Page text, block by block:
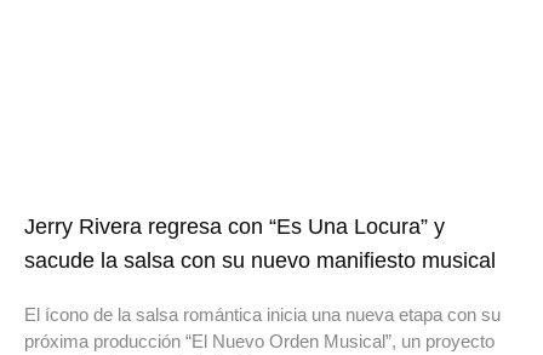
Jerry Rivera regresa con “Es Una Locura” y
sacude la salsa con su nuevo manifiesto musical
El ícono de la salsa romántica inicia una nueva etapa con su
próxima producción “El Nuevo Orden Musical”, un proyecto